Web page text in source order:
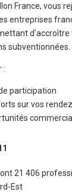
France, vous
entreprises
d'accroître
subventionnées.
:
participation
sur vos
21 406
Est